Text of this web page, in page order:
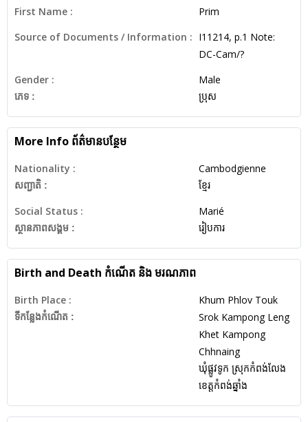
First Name :
Prim
Source of Documents / Information : I11214, p.1 Note:
DC-Cam/?
Gender :
ភេទ :
Male
ប្រុស
More Info ព័ត៌មានបន្ថែម
Nationality :
សញ្ជាតិ :
Cambodgienne
ខ្មែរ
Social Status :
ស្ថានភាពសង្គម :
Marié
រៀបការ
Birth and Death កំណើត និង មរណភាព
Birth Place :
ទីកន្លែងកំណើត :
Khum Phlov Touk
Srok Kampong Leng
Khet Kampong
Chhnaing
ឃុំផ្លូវទូក ស្រុកកំពង់លែង
ខេត្តកំពង់ឆ្នាំង